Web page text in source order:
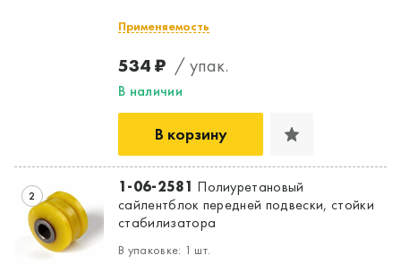
Применяемость
534 ₽ / упак.
В наличии
В корзину
2 1-06-2581 Полиуретановый
сайлентблок передней подвески, стойки
стабилизатора
В упаковке: 1 шт.